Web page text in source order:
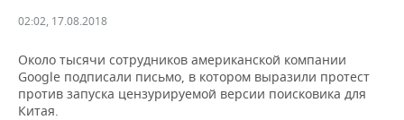
ДЕКЛАРАЦИИ О ДОХОДАХ
КОРОЛИ ГОСЗАКАЗА ПФО
НОВОСТИ ЭКОНОМИКИ
ФИНАНСЫ
ПРОМЫШЛЕННОСТЬ
НОВОСТИ
ПРОМЫШЛЕННОСТИ
НЕДВИЖИМОСТЬ
02:02, 17.08.2018
Около тысячи сотрудников американской компании
Google подписали письмо, в котором выразили протест
против запуска цензурируемой версии поисковика для
Китая.